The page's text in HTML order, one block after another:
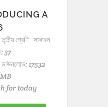
A
তৃতীয় শ্রেণি সাধারন
37
ডাউনলোড: 17532
MB
for today